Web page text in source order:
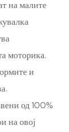
на малите
моторика.
и
од 100%
на овој